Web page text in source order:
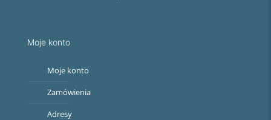
Moje konto
Moje konto
Zamówienia
Adresy